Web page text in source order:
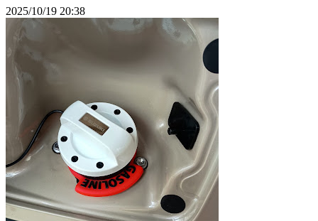
2025/10/19 20:38